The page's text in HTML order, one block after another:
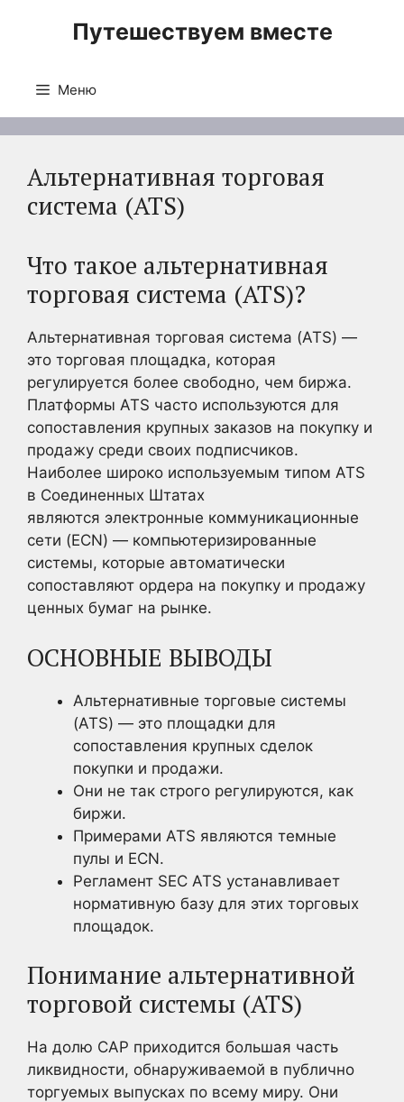
Путешествуем вместе
Меню
Альтернативная торговая
система (ATS)
Что такое альтернативная
торговая система (ATS)?
Альтернативная торговая система (ATS) —
это торговая площадка, которая
регулируется более свободно, чем биржа.
Платформы ATS часто используются для
сопоставления крупных заказов на покупку и
продажу среди своих подписчиков.
Наиболее широко используемым типом ATS
в Соединенных Штатах
являются электронные коммуникационные
сети (ECN) — компьютеризированные
системы, которые автоматически
сопоставляют ордера на покупку и продажу
ценных бумаг на рынке.
ОСНОВНЫЕ ВЫВОДЫ
Альтернативные торговые системы
(ATS) — это площадки для
сопоставления крупных сделок
покупки и продажи.
Они не так строго регулируются, как
биржи.
Примерами ATS являются темные
пулы и ECN.
Регламент SEC ATS устанавливает
нормативную базу для этих торговых
площадок.
Понимание альтернативной
торговой системы (ATS)
На долю САР приходится большая часть
ликвидности, обнаруживаемой в публично
торгуемых выпусках по всему миру. Они